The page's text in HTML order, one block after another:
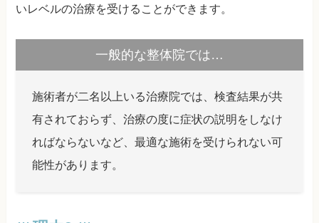
いレベルの治療を受けることができます。
一般的な整体院では…
施術者が二名以上いる治療院では、検査結果が共
有されておらず、治療の度に症状の説明をしなけ
ればならないなど、最適な施術を受けられない可
能性があります。